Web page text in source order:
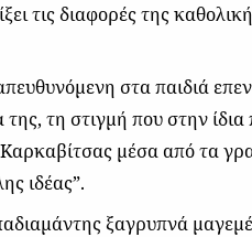
τις διαφορές της
στα παιδιά
τη στιγμή που στην ίδια
μέσα από τα
ιδέας”.
ξαγρυπνά